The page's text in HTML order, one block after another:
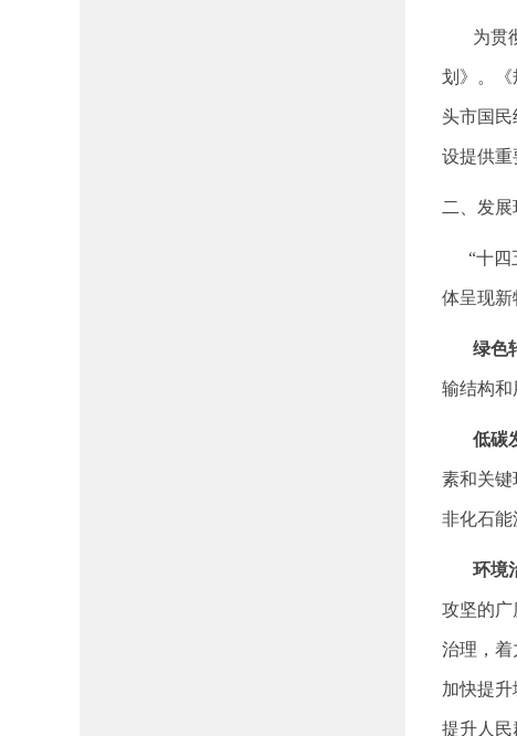
为贯彻
划》。《
头市国
设提供重
二、发展
“十四
体呈现新
绿色转
输结构和
低碳发
素和关键
非化石能
环境治
攻坚的广
治理，着
加快提
提升人民